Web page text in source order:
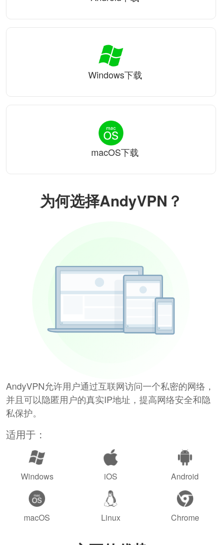
为何选择AndyVPN？
AndyVPN允许用户通过互联网访问一个私密的网络，
并且可以隐匿用户的真实IP地址，提高网络安全和隐
私保护。
适用于：
Windows iOS Android
macOS Linux Chrome
Windows下载
macOS下载